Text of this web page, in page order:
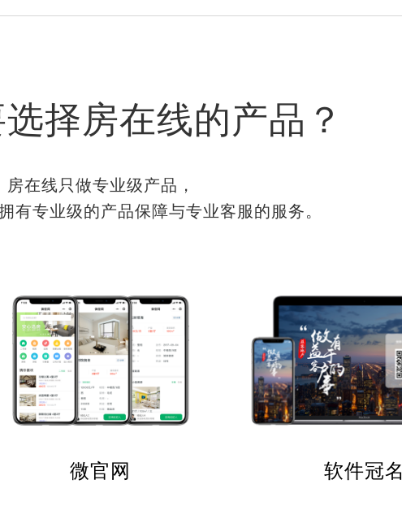
择房在线的产品？
房在线只做专业级产品，
有专业级的产品保障与专业客服的服务。
微官网 软件冠名